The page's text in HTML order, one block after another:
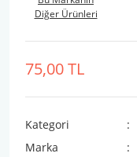
Diğer Ürünleri
75,00 TL
Kategori
Marka